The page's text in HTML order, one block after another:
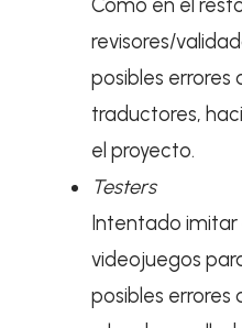
Como en el
revisores/
posibles errores
traductores,
el proyecto.
Testers
Intentado imitar
videojuegos
posibles errores